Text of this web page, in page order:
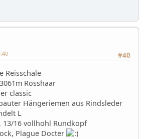
#40
Reisschale
Rosshaar
classic
Hängeriemen aus Rindsleder
L
13/16 vollhohl Rundkopf
Plague Docter